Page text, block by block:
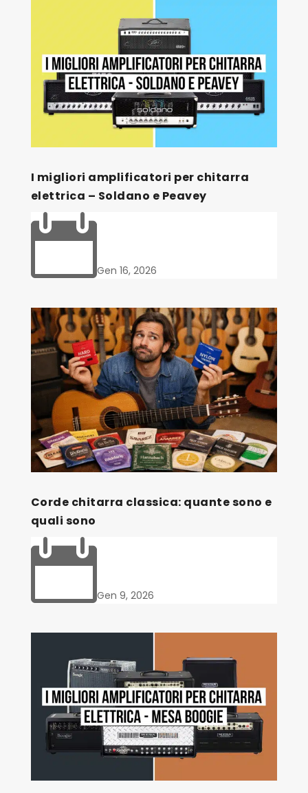
I migliori amplificatori per chitarra
elettrica – Soldano e Peavey
Gen 16, 2026
Corde chitarra classica: quante sono e
quali sono
Gen 9, 2026